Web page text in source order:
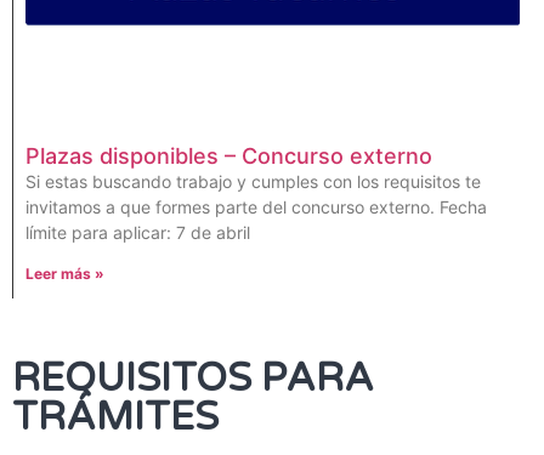
Plazas disponibles – Concurso externo
Si estas buscando trabajo y cumples con los requisitos te
invitamos a que formes parte del concurso externo. Fecha
límite para aplicar: 7 de abril
Leer más »
REQUISITOS PARA
TRÁMITES